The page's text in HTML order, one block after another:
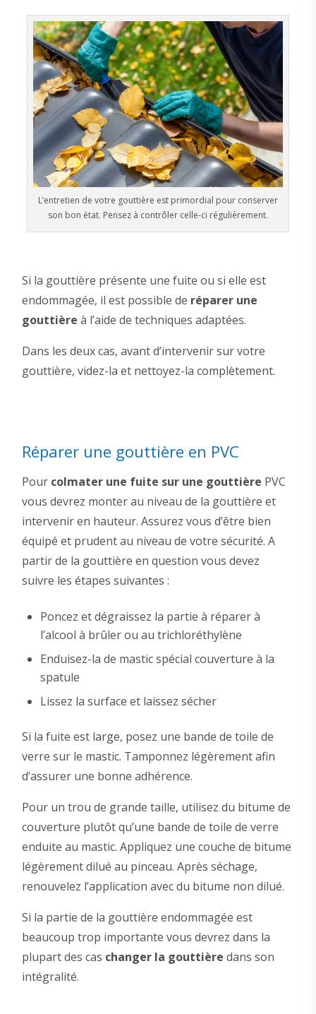
L’entretien de votre gouttière est primordial pour conserver
son bon état. Pensez à contrôler celle-ci régulièrement.
Si la gouttière présente une fuite ou si elle est
endommagée, il est possible de réparer une
gouttière à l’aide de techniques adaptées.
Dans les deux cas, avant d’intervenir sur votre
gouttière, videz-la et nettoyez-la complètement.
Réparer une gouttière en PVC
Pour colmater une fuite sur une gouttière PVC
vous devrez monter au niveau de la gouttière et
intervenir en hauteur. Assurez vous d’être bien
équipé et prudent au niveau de votre sécurité. A
partir de la gouttière en question vous devez
suivre les étapes suivantes :
Poncez et dégraissez la partie à réparer à
l’alcool à brûler ou au trichloréthylène
Enduisez-la de mastic spécial couverture à la
spatule
Lissez la surface et laissez sécher
Si la fuite est large, posez une bande de toile de
verre sur le mastic. Tamponnez légèrement afin
d’assurer une bonne adhérence.
Pour un trou de grande taille, utilisez du bitume de
couverture plutôt qu’une bande de toile de verre
enduite au mastic. Appliquez une couche de bitume
légèrement dilué au pinceau. Après séchage,
renouvelez l’application avec du bitume non dilué.
Si la partie de la gouttière endommagée est
beaucoup trop importante vous devrez dans la
plupart des cas changer la gouttière dans son
intégralité.